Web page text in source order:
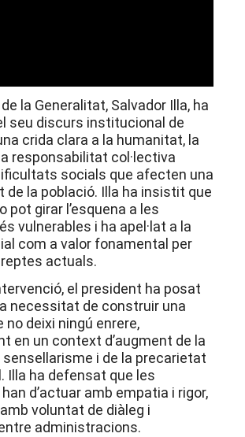
la Generalitat, Salvador Illa, ha
seu discurs institucional de
crida clara a la humanitat, la
responsabilitat col·lectiva
socials que afecten una
de la població. Illa ha insistit que
pot girar l’esquena a les
vulnerables i ha apel·lat a la
com a valor fonamental per
actuals.
el president ha posat
necessitat de construir una
deixi ningú enrere,
en un context d’augment de la
sensellarisme i de la precarietat
Illa ha defensat que les
d’actuar amb empatia i rigor,
voluntat de diàleg i
administracions.